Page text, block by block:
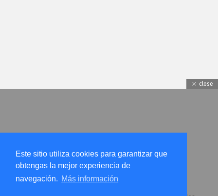
Este sitio utiliza cookies para garantizar que
obtengas la mejor experiencia de
navegación. Más información
close